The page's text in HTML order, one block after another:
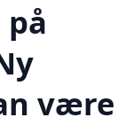
være